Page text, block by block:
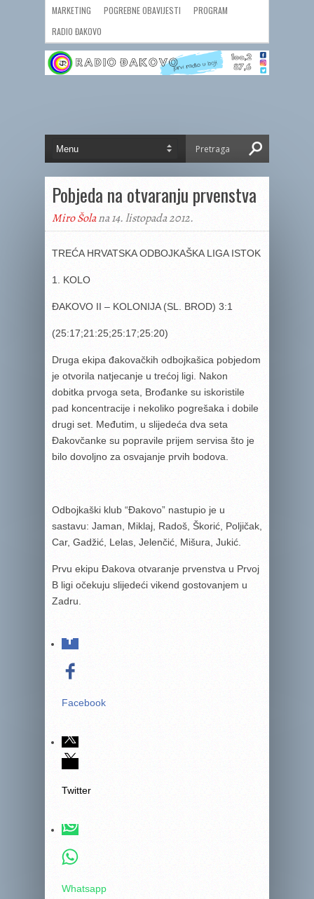
MARKETING POGREBNE OBAVIJESTI
PROGRAM
RADIO ĐAKOVO
Pobjeda na otvaranju prvenstva
Miro Šolana 14. listopada 2012.
TREĆA HRVATSKA ODBOJKAŠKA LIGA ISTOK
1. KOLO
ĐAKOVO II – KOLONIJA (SL. BROD) 3:1
(25:17;21:25;25:17;25:20)
Druga ekipa đakovačkih odbojkašica pobjedom
je otvorila natjecanje u trećoj ligi. Nakon
dobitka prvoga seta, Brođanke su iskoristile
pad koncentracije i nekoliko pogrešaka i dobile
drugi set. Međutim, u slijedeća dva seta
Đakovčanke su popravile prijem servisa što je
bilo dovoljno za osvajanje prvih bodova.
Odbojkaški klub “Đakovo” nastupio je u
sastavu: Jaman, Miklaj, Radoš, Škorić, Poljičak,
Car, Gadžić, Lelas, Jelenčić, Mišura, Jukić.
Prvu ekipu Đakova otvaranje prvenstva u Prvoj
B ligi očekuju slijedeći vikend gostovanjem u
Zadru.
Facebook
Twitter
Whatsapp